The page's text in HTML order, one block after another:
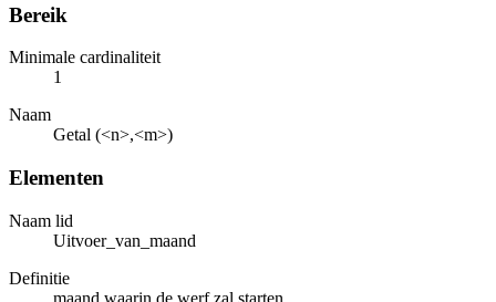
Bereik
Minimale cardinaliteit
1
Naam
Getal (<n>,<m>)
Elementen
Naam lid
Uitvoer_van_maand
Definitie
maand waarin de werf zal starten